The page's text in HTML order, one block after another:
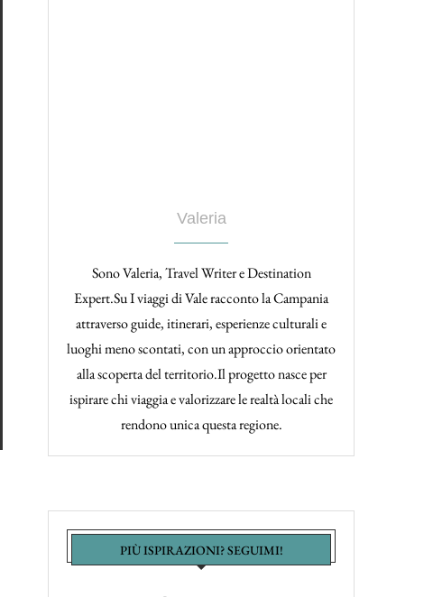
Valeria
Sono Valeria, Travel Writer e Destination
Expert.Su I viaggi di Vale racconto la Campania
attraverso guide, itinerari, esperienze culturali e
luoghi meno scontati, con un approccio orientato
alla scoperta del territorio.Il progetto nasce per
ispirare chi viaggia e valorizzare le realtà locali che
rendono unica questa regione.
PIÙ ISPIRAZIONI? SEGUIMI!